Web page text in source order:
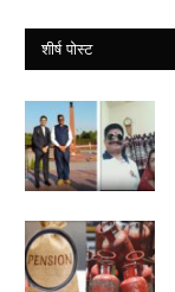
शीर्ष पोस्ट